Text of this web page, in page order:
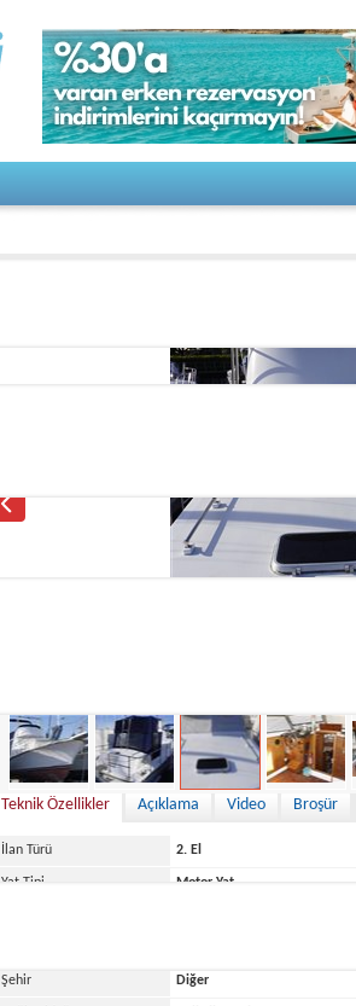
Teknik Özellikler Açıklama Video Broşür
İlan Türü 2. El
Yat Tipi Motor Yat
Şehir Diğer